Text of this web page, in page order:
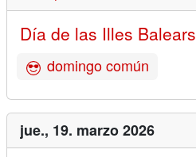
Día de las Illes Balears
domingo común
jue., 19. marzo 2026